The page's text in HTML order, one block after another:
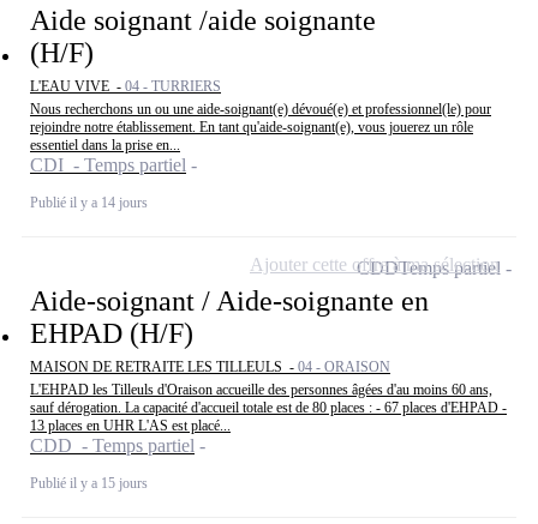
Aide soignant /aide soignante
(H/F)
L'EAU VIVE - 04 - TURRIERS
Nous recherchons un ou une aide-soignant(e) dévoué(e) et professionnel(le) pour
rejoindre notre établissement. En tant qu'aide-soignant(e), vous jouerez un rôle
essentiel dans la prise en...
CDI - Temps partiel
Publié il y a 14 jours
Aide-soignant / Aide-soignante en
EHPAD (H/F)
MAISON DE RETRAITE LES TILLEULS - 04 - ORAISON
L'EHPAD les Tilleuls d'Oraison accueille des personnes âgées d'au moins 60 ans,
sauf dérogation. La capacité d'accueil totale est de 80 places : - 67 places d'EHPAD -
13 places en UHR L'AS est placé...
CDD - Temps partiel
Publié il y a 15 jours
CDDTemps partiel
Ajouter cette offre à ma sélection